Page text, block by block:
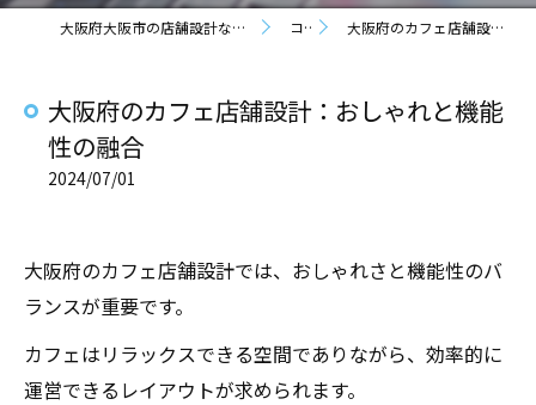
大阪府大阪市の店舗設計なら株式会社ソフト・ファクトリー コラム 大阪府のカフェ店舗設計：おしゃれと機能性の融合
大阪府のカフェ店舗設計：おしゃれと機能
性の融合
2024/07/01
大阪府のカフェ店舗設計では、おしゃれさと機能性のバ
ランスが重要です。
カフェはリラックスできる空間でありながら、効率的に
運営できるレイアウトが求められます。